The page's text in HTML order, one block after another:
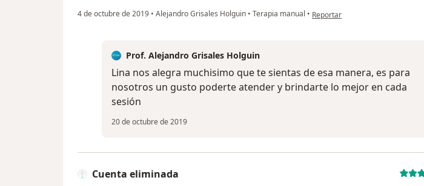
4 de octubre de 2019 • Alejandro Grisales Holguin • Terapia manual • en opinión del usuario Cuenta
Reportar
Prof. Alejandro Grisales Holguin
Lina nos alegra muchisimo que te sientas de esa manera, es para
nosotros un gusto poderte atender y brindarte lo mejor en cada
sesión
20 de octubre de 2019
Cuenta eliminada